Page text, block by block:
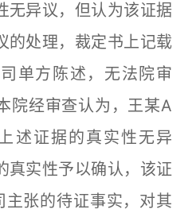
无异议，但认为该证据
的处理，裁定书上记载
单方陈述，无法院审
院经审查认为，王某A
述证据的真实性无异
真实性予以确认，该证
张的待证事实，对其